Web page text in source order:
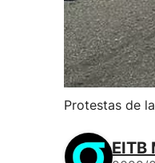
Protestas de
EITB